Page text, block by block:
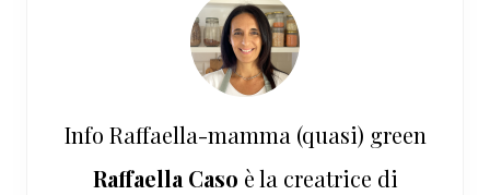
Info Raffaella-mamma (quasi) green
Raffaella Caso è la creatrice di